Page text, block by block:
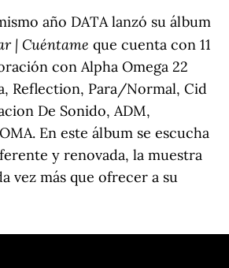
año DATA lanzó su álbum
| Cuéntame que cuenta con 11
con Alpha Omega 22
Reflection, Para/Normal, Cid
De Sonido, ADM,
En este álbum se escucha
y renovada, la muestra
vez más que ofrecer a su